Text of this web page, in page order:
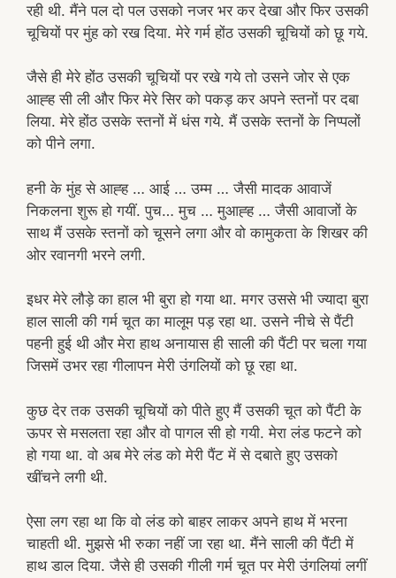
रही थी. मैंने पल दो पल उसको नजर भर कर देखा और फिर उसकी
चूचियों पर मुंह को रख दिया. मेरे गर्म होंठ उसकी चूचियों को छू गये.
जैसे ही मेरे होंठ उसकी चूचियों पर रखे गये तो उसने जोर से एक
आह्ह सी ली और फिर मेरे सिर को पकड़ कर अपने स्तनों पर दबा
लिया. मेरे होंठ उसके स्तनों में धंस गये. मैं उसके स्तनों के निप्पलों
को पीने लगा.
हनी के मुंह से आह्ह … आई … उम्म … जैसी मादक आवाजें
निकलना शुरू हो गयीं. पुच… मुच … मुआह्ह … जैसी आवाजों के
साथ मैं उसके स्तनों को चूसने लगा और वो कामुकता के शिखर की
ओर रवानगी भरने लगी.
इधर मेरे लौड़े का हाल भी बुरा हो गया था. मगर उससे भी ज्यादा बुरा
हाल साली की गर्म चूत का मालूम पड़ रहा था. उसने नीचे से पैंटी
पहनी हुई थी और मेरा हाथ अनायास ही साली की पैंटी पर चला गया
जिसमें उभर रहा गीलापन मेरी उंगलियों को छू रहा था.
कुछ देर तक उसकी चूचियों को पीते हुए मैं उसकी चूत को पैंटी के
ऊपर से मसलता रहा और वो पागल सी हो गयी. मेरा लंड फटने को
हो गया था. वो अब मेरे लंड को मेरी पैंट में से दबाते हुए उसको
खींचने लगी थी.
ऐसा लग रहा था कि वो लंड को बाहर लाकर अपने हाथ में भरना
चाहती थी. मुझसे भी रुका नहीं जा रहा था. मैंने साली की पैंटी में
हाथ डाल दिया. जैसे ही उसकी गीली गर्म चूत पर मेरी उंगलियां लगीं